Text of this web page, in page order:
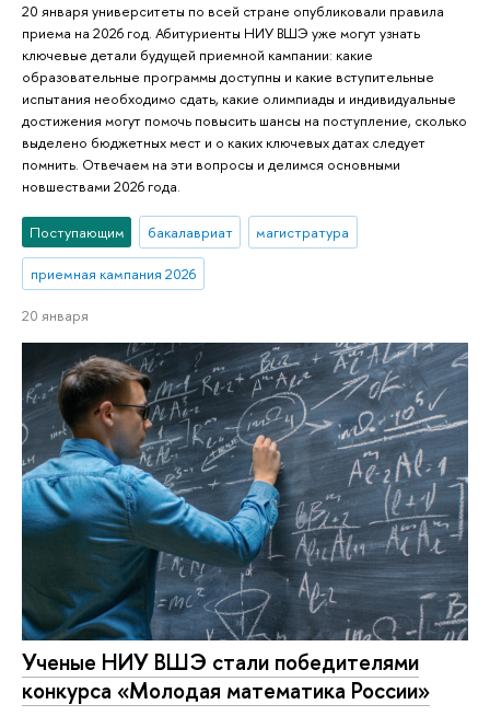
20 января университеты по всей стране опубликовали правила
приема на 2026 год. Абитуриенты НИУ ВШЭ уже могут узнать
ключевые детали будущей приемной кампании: какие
образовательные программы доступны и какие вступительные
испытания необходимо сдать, какие олимпиады и индивидуальные
достижения могут помочь повысить шансы на поступление, сколько
выделено бюджетных мест и о каких ключевых датах следует
помнить. Отвечаем на эти вопросы и делимся основными
новшествами 2026 года.
Поступающим бакалавриат магистратура
приемная кампания 2026
20 января
Ученые НИУ ВШЭ стали победителями
конкурса «Молодая математика России»